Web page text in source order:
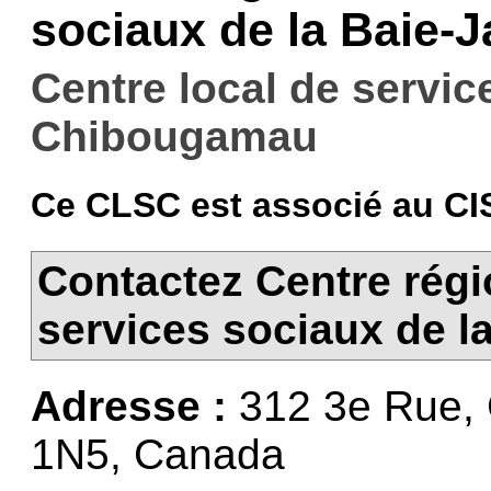
sociaux de la Baie-
Centre local de
Chibougamau
Ce CLSC est associé au
Contactez Centre
services sociaux de
Adresse : 312 3e Rue,
1N5, Canada